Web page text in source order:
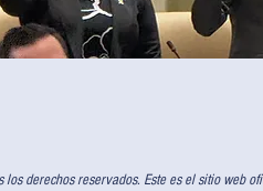
derechos reservados. Este es el sitio web